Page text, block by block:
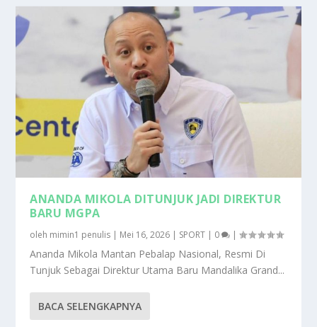
ANANDA MIKOLA DITUNJUK JADI DIREKTUR
BARU MGPA
oleh mimin1 penulis | Mei 16, 2026 | SPORT | 0 |
Ananda Mikola Mantan Pebalap Nasional, Resmi Di
Tunjuk Sebagai Direktur Utama Baru Mandalika Grand...
BACA SELENGKAPNYA